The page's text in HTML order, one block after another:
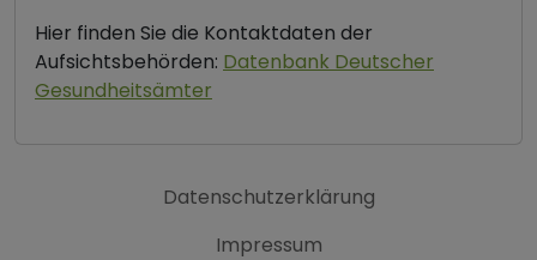
Hier finden Sie die Kontaktdaten der
Aufsichtsbehörden: Datenbank Deutscher
Gesundheitsämter
Datenschutzerklärung
Impressum